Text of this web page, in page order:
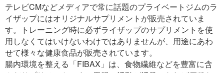
テレビCMなどメディアで常に話題のプライベートジムのラ
イザップにはオリジナルサプリメントが販売されていま
す。トレーニング時に必ずライザップのサプリメントを使
用しなくてはいけないわけではありませんが、用途にあわ
せて様々な健康食品が販売されています。
腸内環境を整える「FIBAX」は、食物繊維などを豊富に含